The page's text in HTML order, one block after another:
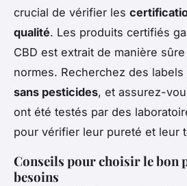
crucial de vérifier les
qualité. Les produits certifiés
CBD est extrait de manière
normes. Recherchez des labels
sans pesticides, et assurez-
ont été testés par des
pour vérifier leur pureté et leur
Conseils pour choisir le bon
besoins